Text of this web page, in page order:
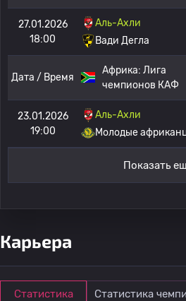
27.01.2026
18:00
Аль-Ахли
Вади Дегла
Дата / Время
Африка: Лига
чемпионов КАФ
23.01.2026
19:00
Аль-Ахли
Молодые
Показать
Карьера
Статистика Статистика